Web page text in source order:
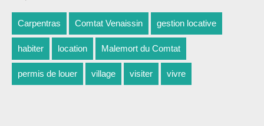
Carpentras Comtat Venaissin gestion locative
habiter location Malemort du Comtat
permis de louer village visiter vivre